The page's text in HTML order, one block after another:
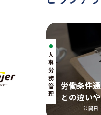
人
事・
労
務
管
理
労働条件
との違い
正の明示
公開日